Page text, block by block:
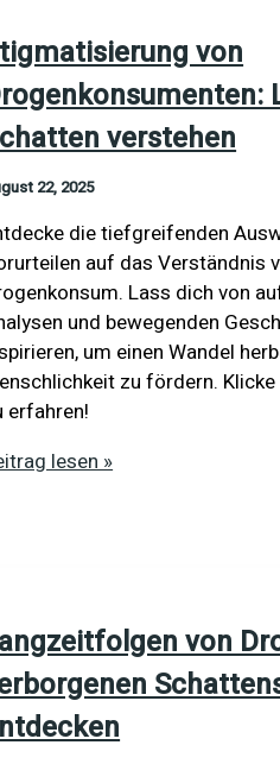
von
verstehen
22, 2025
die tiefgreifenden
auf das Verständnis
Lass dich von
und bewegenden
um einen Wandel
zu fördern.
erfahren!
lesen »
von